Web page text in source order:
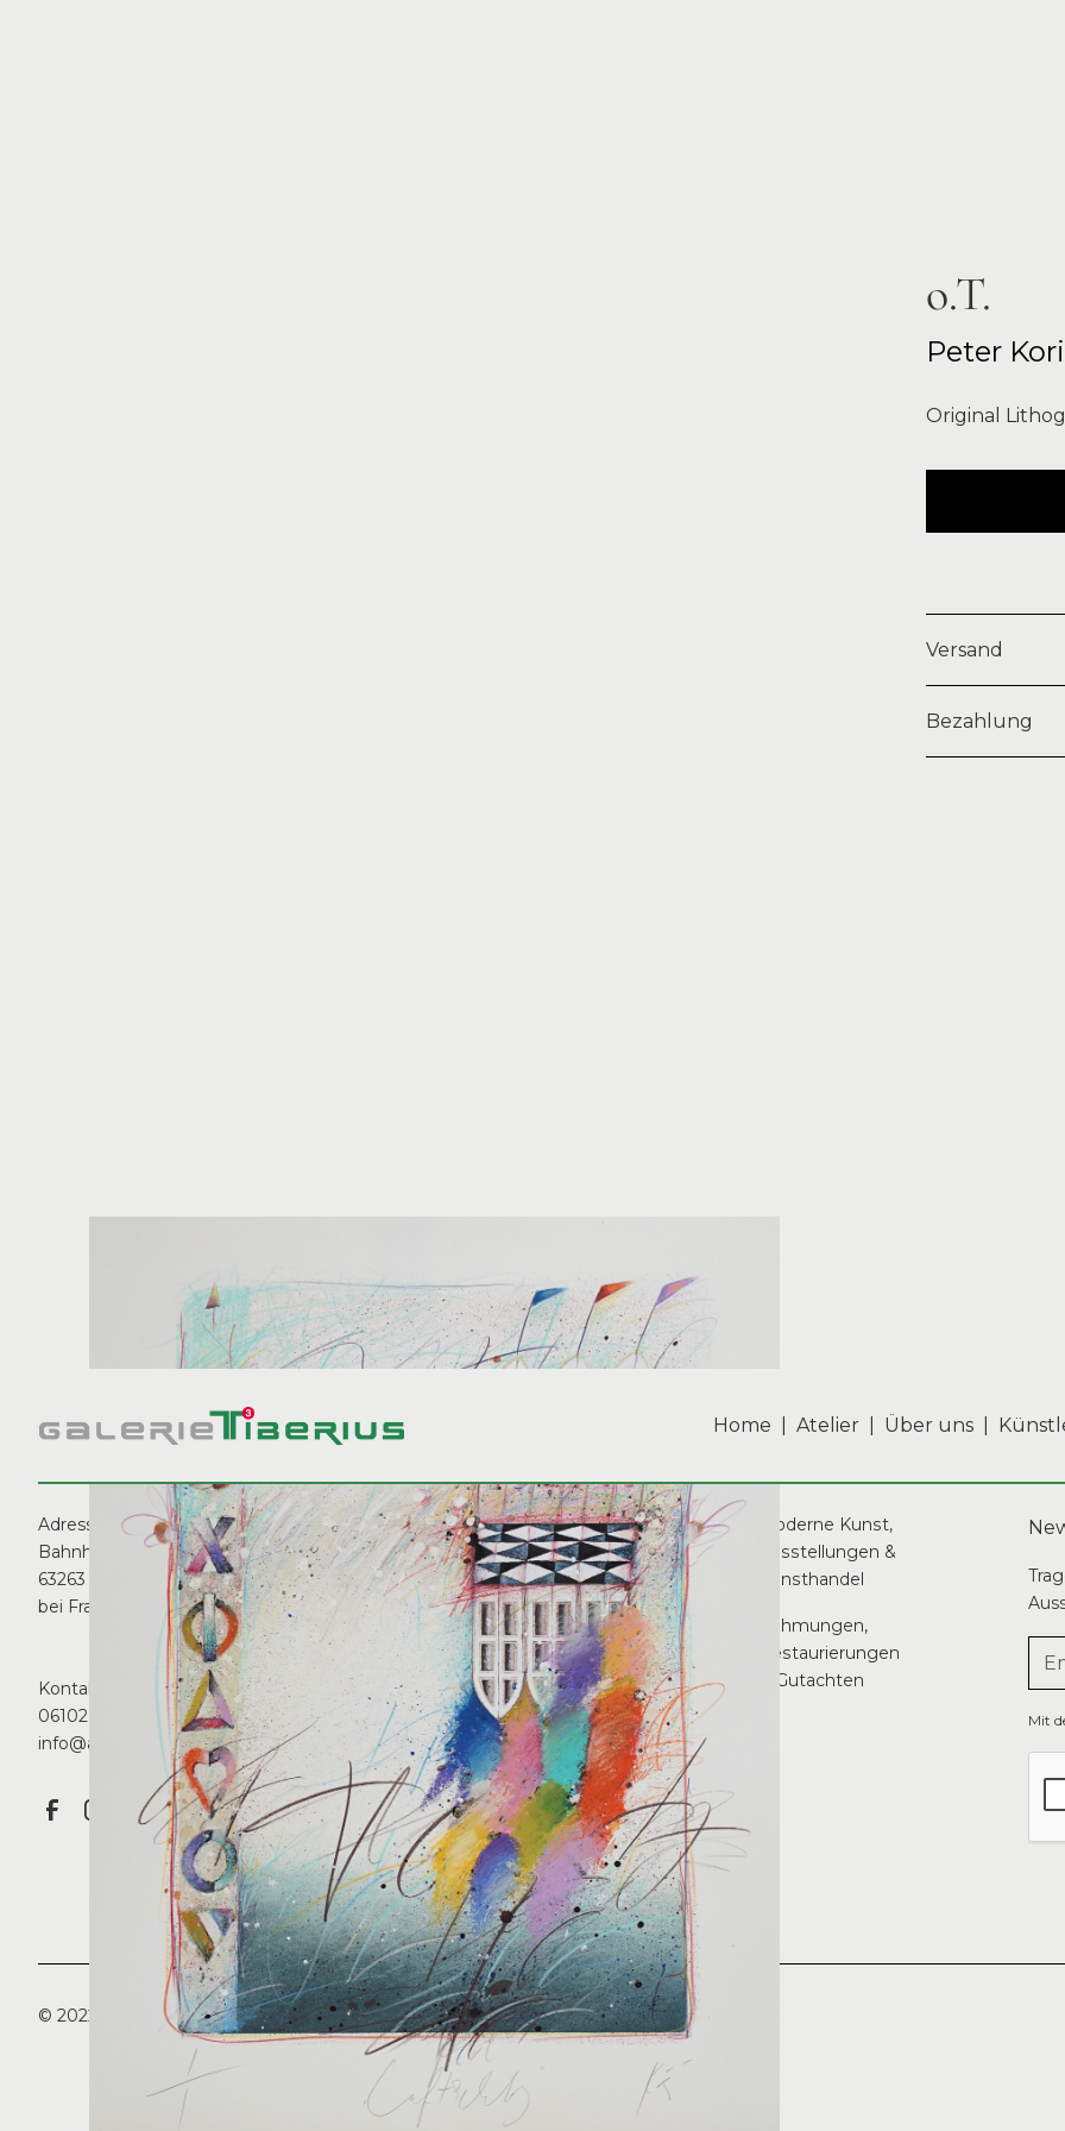
o.T.
Peter
Original
Versand
Auf Wunsch
Bezahlung
Home Atelier Über uns
Adresse:
Bahnhofstraße 3
63263 Neu-Isenburg
bei Frankfurt
Kontakt:
06102 21041
info@art-tiberius.de
Öffnungszeiten:
Dienstag, Donnerstag und
Freitag
11-18 Uhr
Mittwoch und Samstag
11 -14 Uhr
Moderne Kunst,
Ausstellungen &
Kunsthandel
Rahmungen,
Restaurierungen
& Gutachten
Mit
© 2022 Galerie Tiberius. All right reserved.